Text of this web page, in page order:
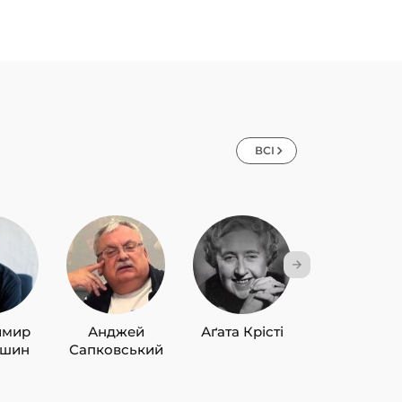
ВСІ
Анджей
Сапковський
Аґата Крісті